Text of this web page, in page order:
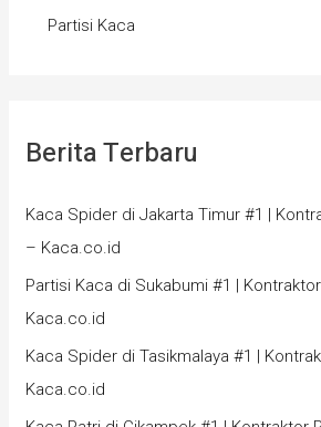
Partisi Kaca
Berita Terbaru
Kaca Spider di Jakarta Timur #1 |
– Kaca.co.id
Partisi Kaca di Sukabumi #1 |
Kaca.co.id
Kaca Spider di Tasikmalaya #1 |
Kaca.co.id